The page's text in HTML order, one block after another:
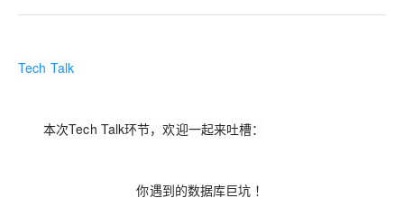
Tech Talk
本次Tech Talk环节，欢迎一起来吐槽：
你遇到的数据库巨坑 ！